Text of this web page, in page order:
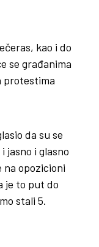
kao i do
se građanima
protestima
da su se
jasno i glasno
na opozicioni
je to put do
stali 5.